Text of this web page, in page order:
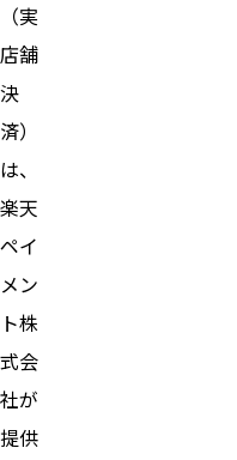
（実
店舗
決
済）
は、
楽天
ペイ
メン
ト株
式会
社が
提供